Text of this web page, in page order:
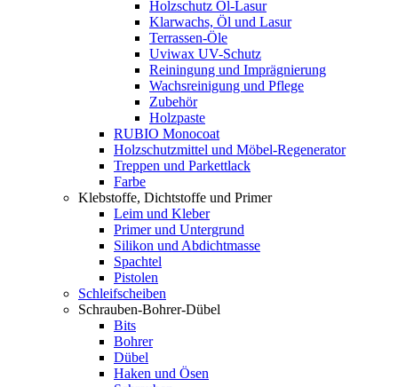
Holzschutz Öl-Lasur
Klarwachs, Öl und Lasur
Terrassen-Öle
Uviwax UV-Schutz
Reiningung und Imprägnierung
Wachsreinigung und Pflege
Zubehör
Holzpaste
RUBIO Monocoat
Holzschutzmittel und Möbel-Regenerator
Treppen und Parkettlack
Farbe
Klebstoffe, Dichtstoffe und Primer
Leim und Kleber
Primer und Untergrund
Silikon und Abdichtmasse
Spachtel
Pistolen
Schleifscheiben
Schrauben-Bohrer-Dübel
Bits
Bohrer
Dübel
Haken und Ösen